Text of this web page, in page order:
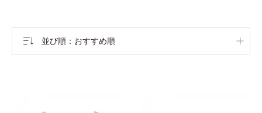
並び順 おすすめ順